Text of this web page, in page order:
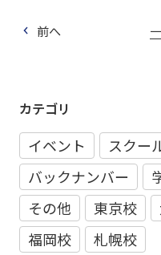
前へ
カテゴリ
イベント
スクー
バックナンバー
その他
東京校
福岡校
札幌校